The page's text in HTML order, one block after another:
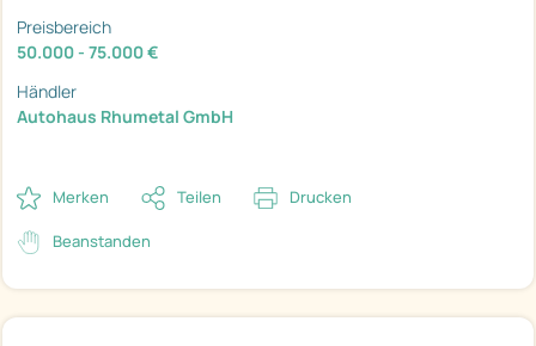
Preisbereich
50.000 - 75.000 €
Händler
Autohaus Rhumetal GmbH
Merken Teilen Drucken
Beanstanden